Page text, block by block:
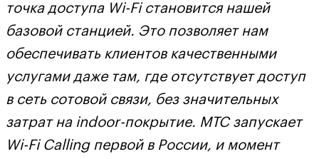
точка доступа Wi-Fi становится нашей
базовой станцией. Это позволяет нам
обеспечивать клиентов качественными
услугами даже там, где отсутствует доступ
в сеть сотовой связи, без значительных
затрат на indoor-покрытие. МТС запускает
Wi-Fi Calling первой в России, и момент